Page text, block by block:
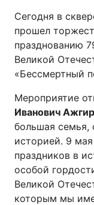
Сегодня в
прошел
празднованию
Великой
«Бессмертный
Мероприятие
Иванович
большая семья,
историей. 9
праздников в
особой
Великой
которым мы